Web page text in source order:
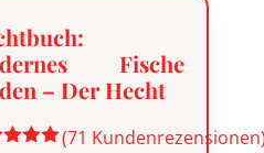
Fische
– Der Hecht
(71